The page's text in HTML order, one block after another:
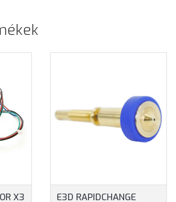
X3
E3D RAPIDCHANGE